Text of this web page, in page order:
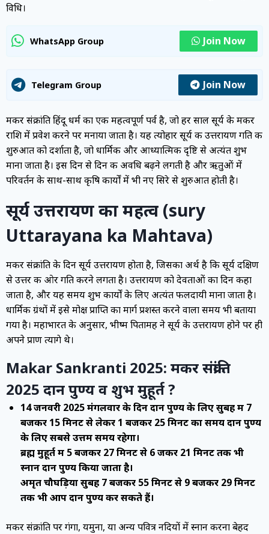
विधि।
WhatsApp Group Join Now
Telegram Group Join Now
मकर संक्रांति हिंदू धर्म का एक महत्वपूर्ण पर्व है, जो हर साल सूर्य के मकर
राशि में प्रवेश करने पर मनाया जाता है। यह त्योहार सूर्य की उत्तरायण गति की
शुरुआत को दर्शाता है, जो धार्मिक और आध्यात्मिक दृष्टि से अत्यंत शुभ
माना जाता है। इस दिन से दिन की अवधि बढ़ने लगती है और ऋतुओं में
परिवर्तन के साथ-साथ कृषि कार्यों में भी नए सिरे से शुरुआत होती है।
सूर्य उत्तरायण का महत्व (sury
Uttarayana ka Mahtava)
मकर संक्रांति के दिन सूर्य उत्तरायण होता है, जिसका अर्थ है कि सूर्य दक्षिण
से उत्तर की ओर गति करने लगता है। उत्तरायण को देवताओं का दिन कहा
जाता है, और यह समय शुभ कार्यों के लिए अत्यंत फलदायी माना जाता है।
धार्मिक ग्रंथों में इसे मोक्ष प्राप्ति का मार्ग प्रशस्त करने वाला समय भी बताया
गया है। महाभारत के अनुसार, भीष्म पितामह ने सूर्य के उत्तरायण होने पर ही
अपने प्राण त्यागे थे।
Makar Sankranti 2025: मकर संक्रांति
2025 दान पुण्य व शुभ मुहूर्त ?
14 जनवरी 2025 मंगलवार के दिन दान पुण्य के लिए सुबह में 7
बजकर 15 मिनट से लेकर 1 बजकर 25 मिनट का समय दान पुण्य
के लिए सबसे उत्तम समय रहेगा।
ब्रह्म मुहूर्त में 5 बजकर 27 मिनट से 6 जकर 21 मिनट तक भी
स्नान दान पुण्य किया जाता है।
अमृत चौघड़िया सुबह 7 बजकर 55 मिनट से 9 बजकर 29 मिनट
तक भी आप दान पुण्य कर सकते हैं।
मकर संक्रांति पर गंगा, यमुना, या अन्य पवित्र नदियों में स्नान करना बेहद